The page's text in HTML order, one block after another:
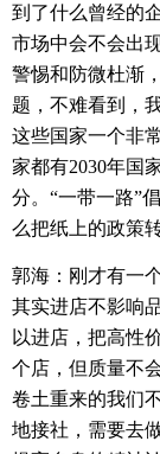
到了什么曾经的
市场中会不会出
警惕和防微杜渐
题，不难看到，
这些国家一个非
家都有2030年国
分。 “一带一路”
么把纸上的政策
郭海：刚才有一
其实进店不影响
以进店，把高性
个店，但质量不
卷土重来的我们
地接社，需要去